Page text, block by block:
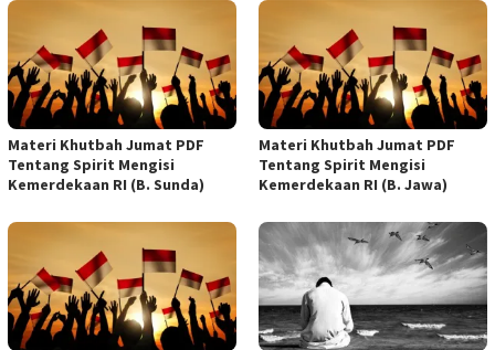
Materi Khutbah Jumat PDF
Tentang Spirit Mengisi
Kemerdekaan RI (B. Sunda)
Materi Khutbah Jumat PDF
Tentang Spirit Mengisi
Kemerdekaan RI (B. Jawa)